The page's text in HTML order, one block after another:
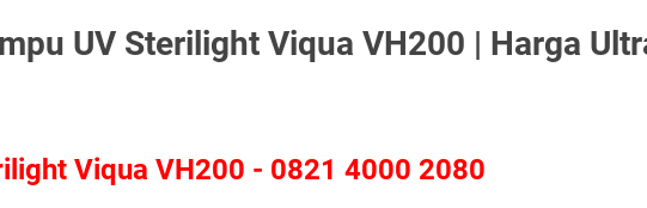
UV Sterilight Viqua VH200 | Harga
Viqua VH200 - 0821 4000 2080